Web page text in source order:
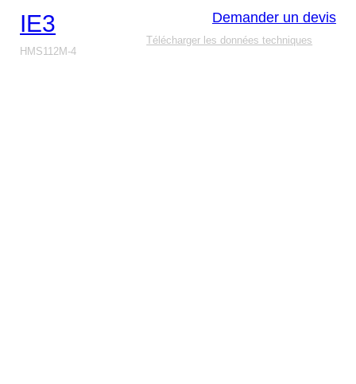
IE3
HMS112M-4
Demander un devis
Télécharger les données techniques